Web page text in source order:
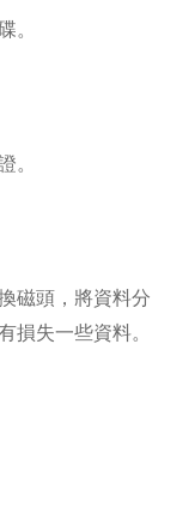
。
。
磁頭，將資料分
損失一些資料。